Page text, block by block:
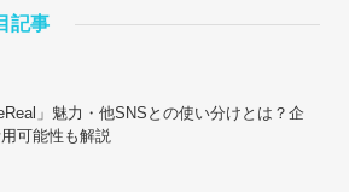
記事
」魅力・他SNSとの使い分けとは？企
可能性も解説